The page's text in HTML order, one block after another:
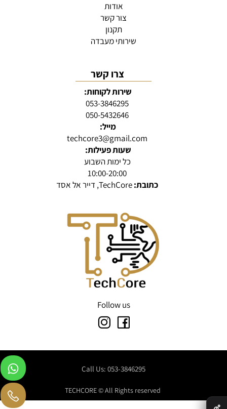
אודות
צור קשר
תקנון
שירותי מעבדה
צרו קשר
שירות לקוחות:
053-3846295
050-5432646
מייל:
techcore3@gmail.com
שעות פעילות:
כל ימות השבוע
10:00-20:00
כתובת:TechCore, דייר אל אסד
Follow us
Call Us: 053-3846295